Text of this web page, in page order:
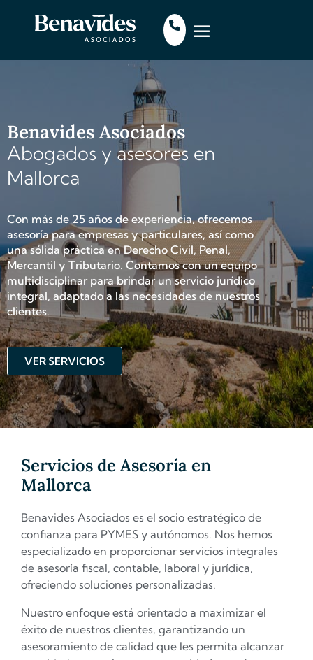
Benavides Asociados
Abogados y asesores en
Mallorca
Con más de 25 años de experiencia, ofrecemos
asesoría para empresas y particulares, así como
una sólida práctica en Derecho Civil, Penal,
Mercantil y Tributario. Contamos con un equipo
multidisciplinar para brindar un servicio jurídico
integral, adaptado a las necesidades de nuestros
clientes.
VER SERVICIOS
Servicios de Asesoría en
Mallorca
Benavides Asociados es el socio estratégico de
confianza para PYMES y autónomos. Nos hemos
especializado en proporcionar servicios integrales
de asesoría fiscal, contable, laboral y jurídica,
ofreciendo soluciones personalizadas.
Nuestro enfoque está orientado a maximizar el
éxito de nuestros clientes, garantizando un
asesoramiento de calidad que les permita alcanzar